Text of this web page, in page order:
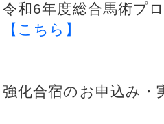
令和6年度総合馬術プ
【こちら】
強化合宿のお申込み・